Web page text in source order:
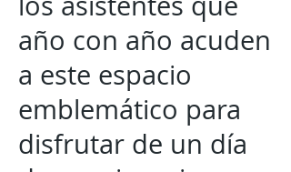
año con año acuden
a este espacio
emblemático para
disfrutar de un día